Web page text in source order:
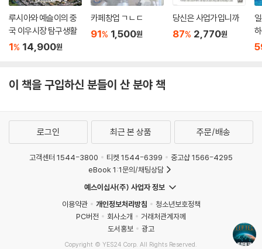
04. 딥테크 산업 동향
7장. 딥테크 개발
된다 | 21세기는 딥테크 혁명이 가능한 환경
02. 난제를 푸는 혁신 회오리-DBTL
설계(Design) | 구축 및 시험(Build & Test) | 학습(Learn) | DBTL이
추구하는 방향 | 다른 공학적 해결 방식과 다른 점
03. 자연을 벤치마킹-자연 공동 디자인
8장. 딥테크 스타트업의 성공 전략
위험 파악 | 위험 축소 | 위험 진단 프로세스
루시아와 예슬이의 중
국 이우시장 탐구생활
1% 14,900원
카페창업 ㄱㄴㄷ
91% 1,500원
당신은 사업가입니까
87% 2,770원
이 책을 구입하신 분들이 산 분야 책
로그인 최근 본 상품 주문/배송
고객센터 1544-3800 티켓 1544-6399
중고샵 1566-4295
eBook 1:1문의/채팅상담
예스이십사(주) 사업자 정보
이용약관
개인정보처리방침
청소년보호정책
PC버전
회사소개
거래처관계자께
도서홍보
광고
Copyright © YES24 Corp. All Rights Reserved.